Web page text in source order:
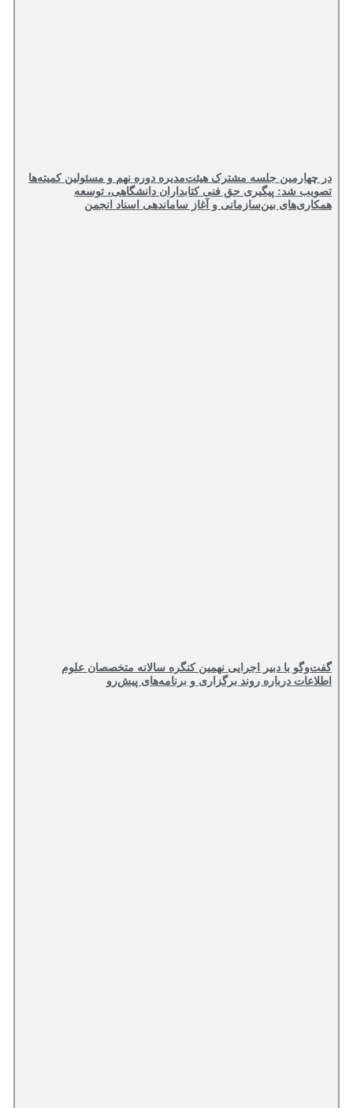
در چهارمین جلسه مشترک هیئت‌مدیره دوره نهم و مسئولین کمیته‌ها
تصویب شد: پیگیری حق فنی کتابداران دانشگاهی، توسعه
همکاری‌های بین‌سازمانی و آغاز ساماندهی اسناد انجمن
گفت‌وگو با دبیر اجرایی نهمین کنگره سالانه متخصصان علوم
اطلاعات درباره روند برگزاری و برنامه‌های پیش‌رو